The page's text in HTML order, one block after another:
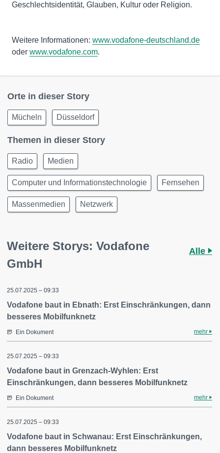
Geschlechtsidentität, Glauben, Kultur oder Religion.
Weitere Informationen: www.vodafone-deutschland.de
oder www.vodafone.com.
Orte in dieser Story
Mücheln Düsseldorf
Themen in dieser Story
Radio Medien
Computer und Informationstechnologie Fernsehen
Massenmedien Netzwerk
Weitere Storys: Vodafone
GmbH
Alle
25.07.2025 – 09:33
Vodafone baut in Ebnath: Erst Einschränkungen, dann
besseres Mobilfunknetz
Ein Dokument mehr
25.07.2025 – 09:33
Vodafone baut in Grenzach-Wyhlen: Erst
Einschränkungen, dann besseres Mobilfunknetz
Ein Dokument mehr
25.07.2025 – 09:33
Vodafone baut in Schwanau: Erst Einschränkungen,
dann besseres Mobilfunknetz